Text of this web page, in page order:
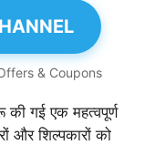
& Coupons
की गई एक महत्वपूर्ण
और शिल्पकारों को